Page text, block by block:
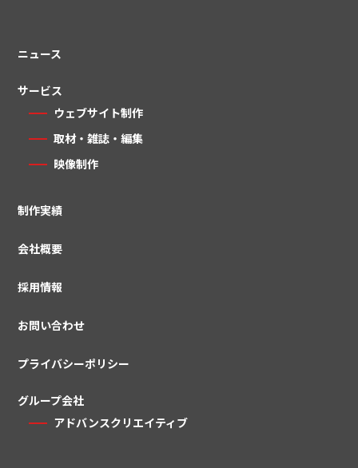
ニュース
サービス
ウェブサイト制作
取材・雑誌・編集
映像制作
制作実績
会社概要
採用情報
お問い合わせ
プライバシーポリシー
グループ会社
アドバンスクリエイティブ